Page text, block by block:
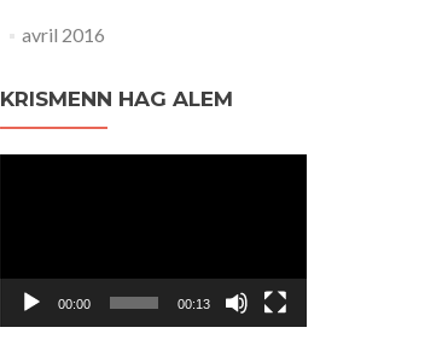
avril 2016
KRISMENN HAG ALEM
00:00 00:13